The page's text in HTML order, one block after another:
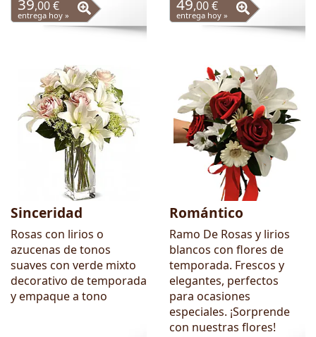
39,00 €
entrega hoy »
49,00 €
entrega hoy »
Sinceridad
Rosas con lirios o
azucenas de tonos
suaves con verde mixto
decorativo de temporada
y empaque a tono
Romántico
Ramo De Rosas y lirios
blancos con flores de
temporada. Frescos y
elegantes, perfectos
para ocasiones
especiales. ¡Sorprende
con nuestras flores!